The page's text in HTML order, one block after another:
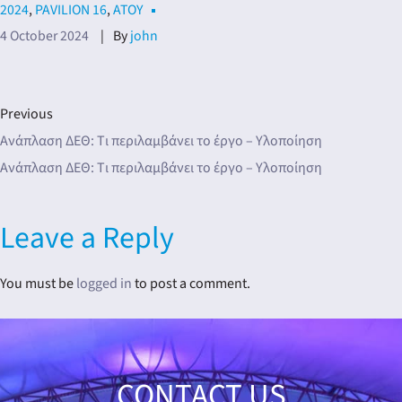
2024, PAVILION 16,ΑΤΟY
4 October 2024
Byjohn
Previous
Ανάπλαση ΔΕΘ: Tι περιλαμβάνει το έργο – Υλοποίηση
Ανάπλαση ΔΕΘ: Tι περιλαμβάνει το έργο – Υλοποίηση
Leave a Reply
You must belogged into post a comment.